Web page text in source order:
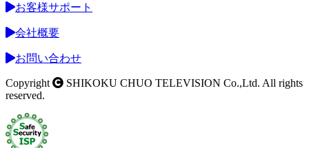
お客様サポート
会社概要
お問い合わせ
Copyright
SHIKOKU CHUO TELEVISION Co.,Ltd. All rights
reserved.